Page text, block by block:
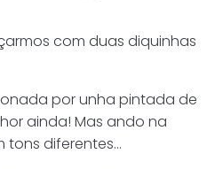
com duas diquinhas
por unha pintada de
ainda! Mas ando na
tons diferentes…